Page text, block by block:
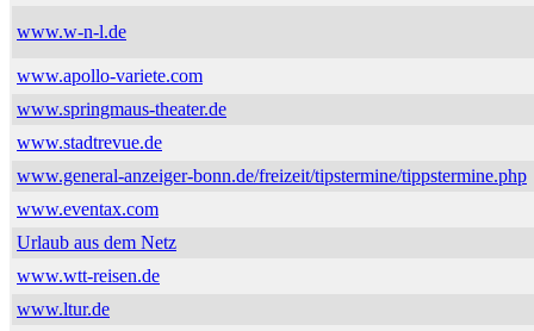
www.w-n-l.de
www.apollo-variete.com
www.springmaus-theater.de
www.stadtrevue.de
www.general-anzeiger-bonn.de/freizeit/tipstermine/tippstermine.php
www.eventax.com
Urlaub aus dem Netz
www.wtt-reisen.de
www.ltur.de